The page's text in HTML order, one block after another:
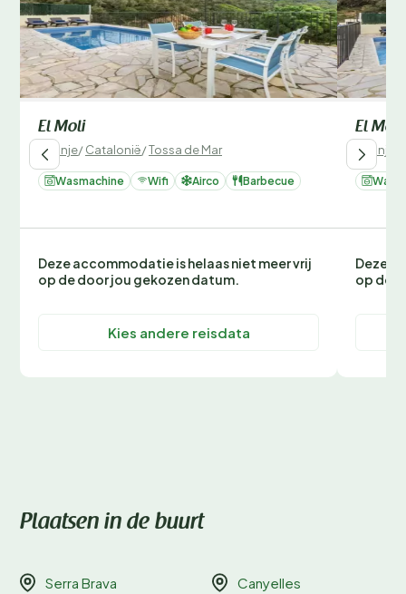
El Moli
Spanje/Catalonië/Tossa de Mar
Wasmachine Wifi Airco Barbecue
Deze accommodatie is helaas niet meer vrij
op de door jou gekozen datum.
Kies andere reisdata
El Moli
Spanje
Deze
op de
Plaatsen in de buurt
Serra Brava Canyelles